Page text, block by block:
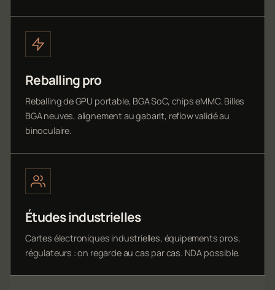
Reballing pro
Reballing de GPU portable, BGA SoC, chips eMMC. Billes
BGA neuves, alignement au gabarit, reflow validé au
binoculaire.
Études industrielles
Cartes électroniques industrielles, équipements pros,
régulateurs : on regarde au cas par cas. NDA possible.